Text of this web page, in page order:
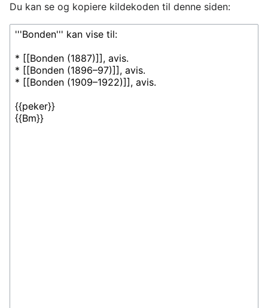
Du kan se og kopiere kildekoden til denne siden: